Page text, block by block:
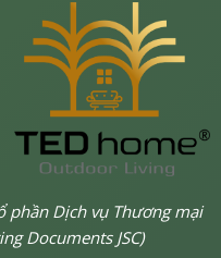
phần Dịch vụ Thương mại
Documents JSC)